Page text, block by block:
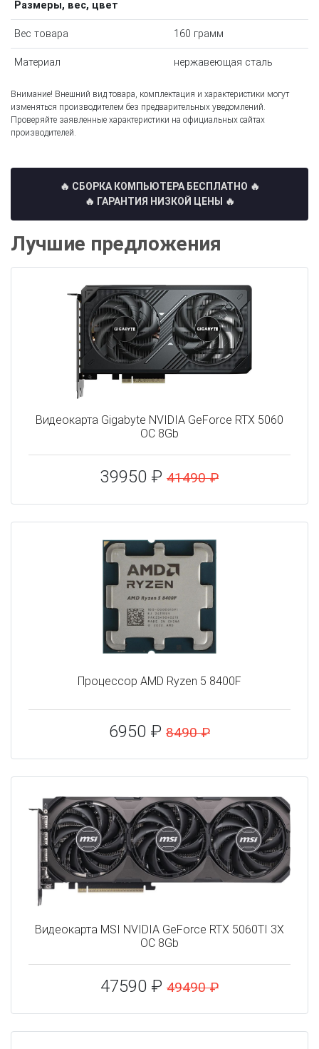
Размеры, вес, цвет
Вес товара 160 грамм
Материал нержавеющая сталь
Внимание! Внешний вид товара, комплектация и характеристики могут
изменяться производителем без предварительных уведомлений.
Проверяйте заявленные характеристики на официальных сайтах
производителей.
🔥 СБОРКА КОМПЬЮТЕРА БЕСПЛАТНО 🔥
🔥 ГАРАНТИЯ НИЗКОЙ ЦЕНЫ 🔥
Лучшие предложения
Видеокарта Gigabyte NVIDIA GeForce RTX 5060
OC 8Gb
39950 ₽ 41490 ₽
Процессор AMD Ryzen 5 8400F
6950 ₽ 8490 ₽
Видеокарта MSI NVIDIA GeForce RTX 5060TI 3X
OC 8Gb
47590 ₽ 49490 ₽